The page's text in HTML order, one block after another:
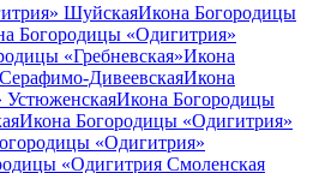
ШуйскаяИкона Богородицы
Богородицы «Одигитрия»
«Гребневская»Икона
ДивеевскаяИкона
УстюженскаяИкона Богородицы
Икона Богородицы «Одигитрия»
«Одигитрия»
«Одигитрия Смоленская